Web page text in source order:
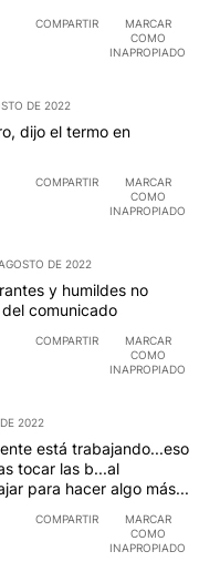
COMPARTIR
MARCAR
COMO
INAPROPIADO
DE 2022
dijo el termo en
COMPARTIR
MARCAR
COMO
INAPROPIADO
DE 2022
y humildes no
comunicado
COMPARTIR
MARCAR
COMO
INAPROPIADO
2022
está trabajando...eso
tocar las b...al
para hacer algo más...
COMPARTIR
MARCAR
COMO
INAPROPIADO